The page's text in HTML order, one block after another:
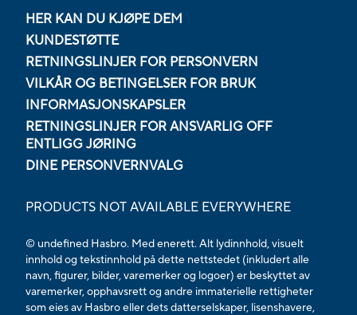
HER KAN DU KJØPE DEM
KUNDESTØTTE
RETNINGSLINJER FOR PERSONVERN
VILKÅR OG BETINGELSER FOR BRUK
INFORMASJONSKAPSLER
RETNINGSLINJER FOR ANSVARLIG OFF
ENTLIGG JØRING
DINE PERSONVERNVALG
PRODUCTS NOT AVAILABLE EVERYWHERE
© undefined Hasbro. Med enerett. Alt lydinnhold, visuelt
innhold og tekstinnhold på dette nettstedet (inkludert alle
navn, figurer, bilder, varemerker og logoer) er beskyttet av
varemerker, opphavsrett og andre immaterielle rettigheter
som eies av Hasbro eller dets datterselskaper, lisenshavere,